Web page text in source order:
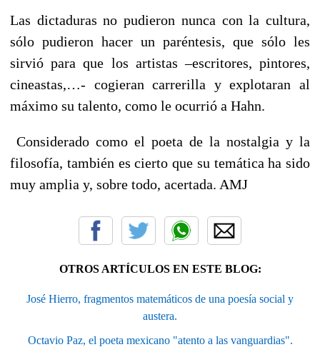
Las dictaduras no pudieron nunca con la cultura,
sólo pudieron hacer un paréntesis, que sólo les
sirvió para que los artistas –escritores, pintores,
cineastas,…- cogieran carrerilla y explotaran al
máximo su talento, como le ocurrió a Hahn.
Considerado como el poeta de la nostalgia y la
filosofía, también es cierto que su temática ha sido
muy amplia y, sobre todo, acertada. AMJ
OTROS ARTÍCULOS EN ESTE BLOG:
José Hierro, fragmentos matemáticos de una poesía social y
austera.
Octavio Paz, el poeta mexicano "atento a las vanguardias".